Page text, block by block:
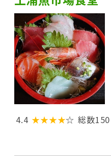
4.4 ★★★★☆ 総数150